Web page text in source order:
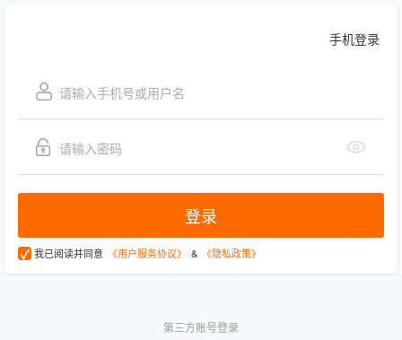
手机登录
登录
我已阅读并同意 《用户服务协议》 & 《隐私政策》
第三方账号登录